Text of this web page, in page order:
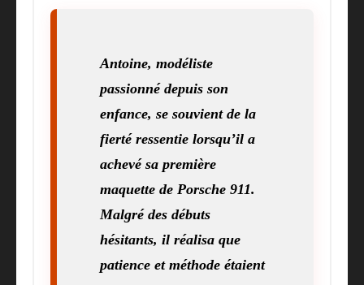
Antoine, modéliste
passionné depuis son
enfance, se souvient de la
fierté ressentie lorsqu’il a
achevé sa première
maquette de Porsche 911.
Malgré des débuts
hésitants, il réalisa que
patience et méthode étaient